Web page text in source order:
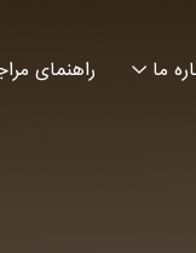
ما راهنمای